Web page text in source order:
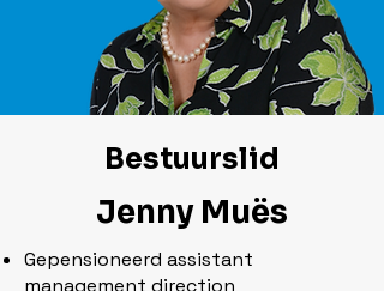
Bestuurslid
Jenny Muës
Gepensioneerd assistant
management direction